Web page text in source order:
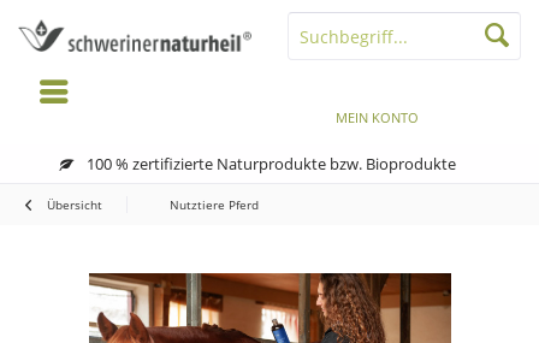
100 % zertifizierte Naturprodukte bzw. Bioprodukte
MEIN KONTO
Übersicht Nutztiere Pferd